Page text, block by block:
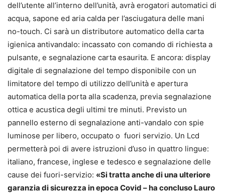
dell’utente all’interno dell’unità, avrà erogatori automatici di
acqua, sapone ed aria calda per l’asciugatura delle mani
no-touch. Ci sarà un distributore automatico della carta
igienica antivandalo: incassato con comando di richiesta a
pulsante, e segnalazione carta esaurita. E ancora: display
digitale di segnalazione del tempo disponibile con un
limitatore del tempo di utilizzo dell’unità e apertura
automatica della porta alla scadenza, previa segnalazione
ottica e acustica degli ultimi tre minuti. Previsto un
pannello esterno di segnalazione anti-vandalo con spie
luminose per libero, occupato o fuori servizio. Un Lcd
permetterà poi di avere istruzioni d’uso in quattro lingue:
italiano, francese, inglese e tedesco e segnalazione delle
cause dei fuori-servizio: «Si tratta anche di una ulteriore
garanzia di sicurezza in epoca Covid – ha concluso Lauro